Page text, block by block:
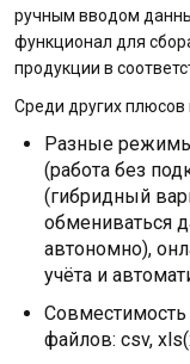
ручным вводом
функционал для
продукции в
Среди других плюсов
Разные
(работа без
(гибридный
обмениваться
автономно),
учёта и
файлов: csv,